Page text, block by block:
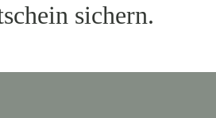
sichern.